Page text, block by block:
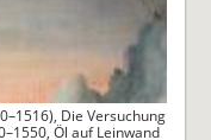
Die Versuchung
Öl auf Leinwand